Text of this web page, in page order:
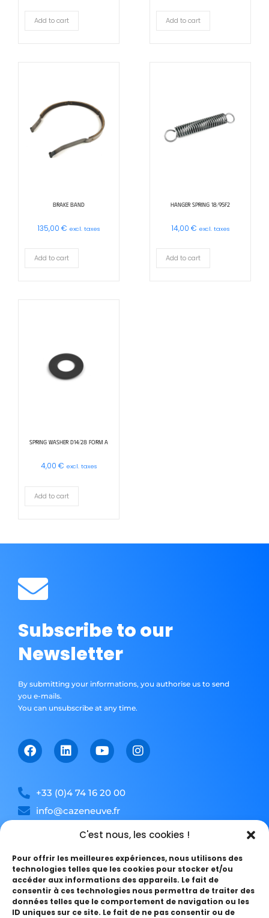
C'est nous, les cookies !
Pour offrir les meilleures expériences, nous utilisons des
technologies telles que les cookies pour stocker et/ou
accéder aux informations des appareils. Le fait de
consentir à ces technologies nous permettra de traiter des
données telles que le comportement de navigation ou les
ID uniques sur ce site. Le fait de ne pas consentir ou de
Add to cart Add to cart
BRAKE BAND
135,00 € excl. taxes
Add to cart
HANGER SPRING 18/95F2
14,00 € excl. taxes
Add to cart
SPRING WASHER D14/28 FORM A
4,00 € excl. taxes
Add to cart
Subscribe to our
Newsletter
By submitting your informations, you authorise us to send
you e-mails.
You can unsubscribe at any time.
FacebookLinkedinYoutubeInstagram
+33 (0)4 74 16 20 00
info@cazeneuve.fr
48A Avenue Denis Crapon, Z.I de l'Abbaye,
38780 Pont-Evêque, France.
Your e-mail address: